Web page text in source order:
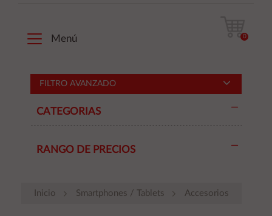
Menú 0
FILTRO AVANZADO
CATEGORIAS
RANGO DE PRECIOS
Inicio Smartphones / Tablets Accesorios